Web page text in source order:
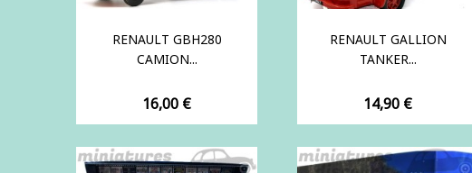
RENAULT GBH280
CAMION...
Prix
16,00 €
RENAULT GALLION
TANKER...
Prix
14,90 €